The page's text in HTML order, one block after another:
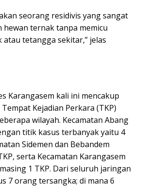
seorang residivis yang sangat
hewan ternak tanpa memicu
atau tetangga sekitar,” jelas
Karangasem kali ini mencakup
Kejadian Perkara (TKP)
wilayah. Kecamatan Abang
titik kasus terbanyak yaitu 4
Sidemen dan Bebandem
serta Kecamatan Karangasem
1 TKP. Dari seluruh jaringan
7 orang tersangka; di mana 6